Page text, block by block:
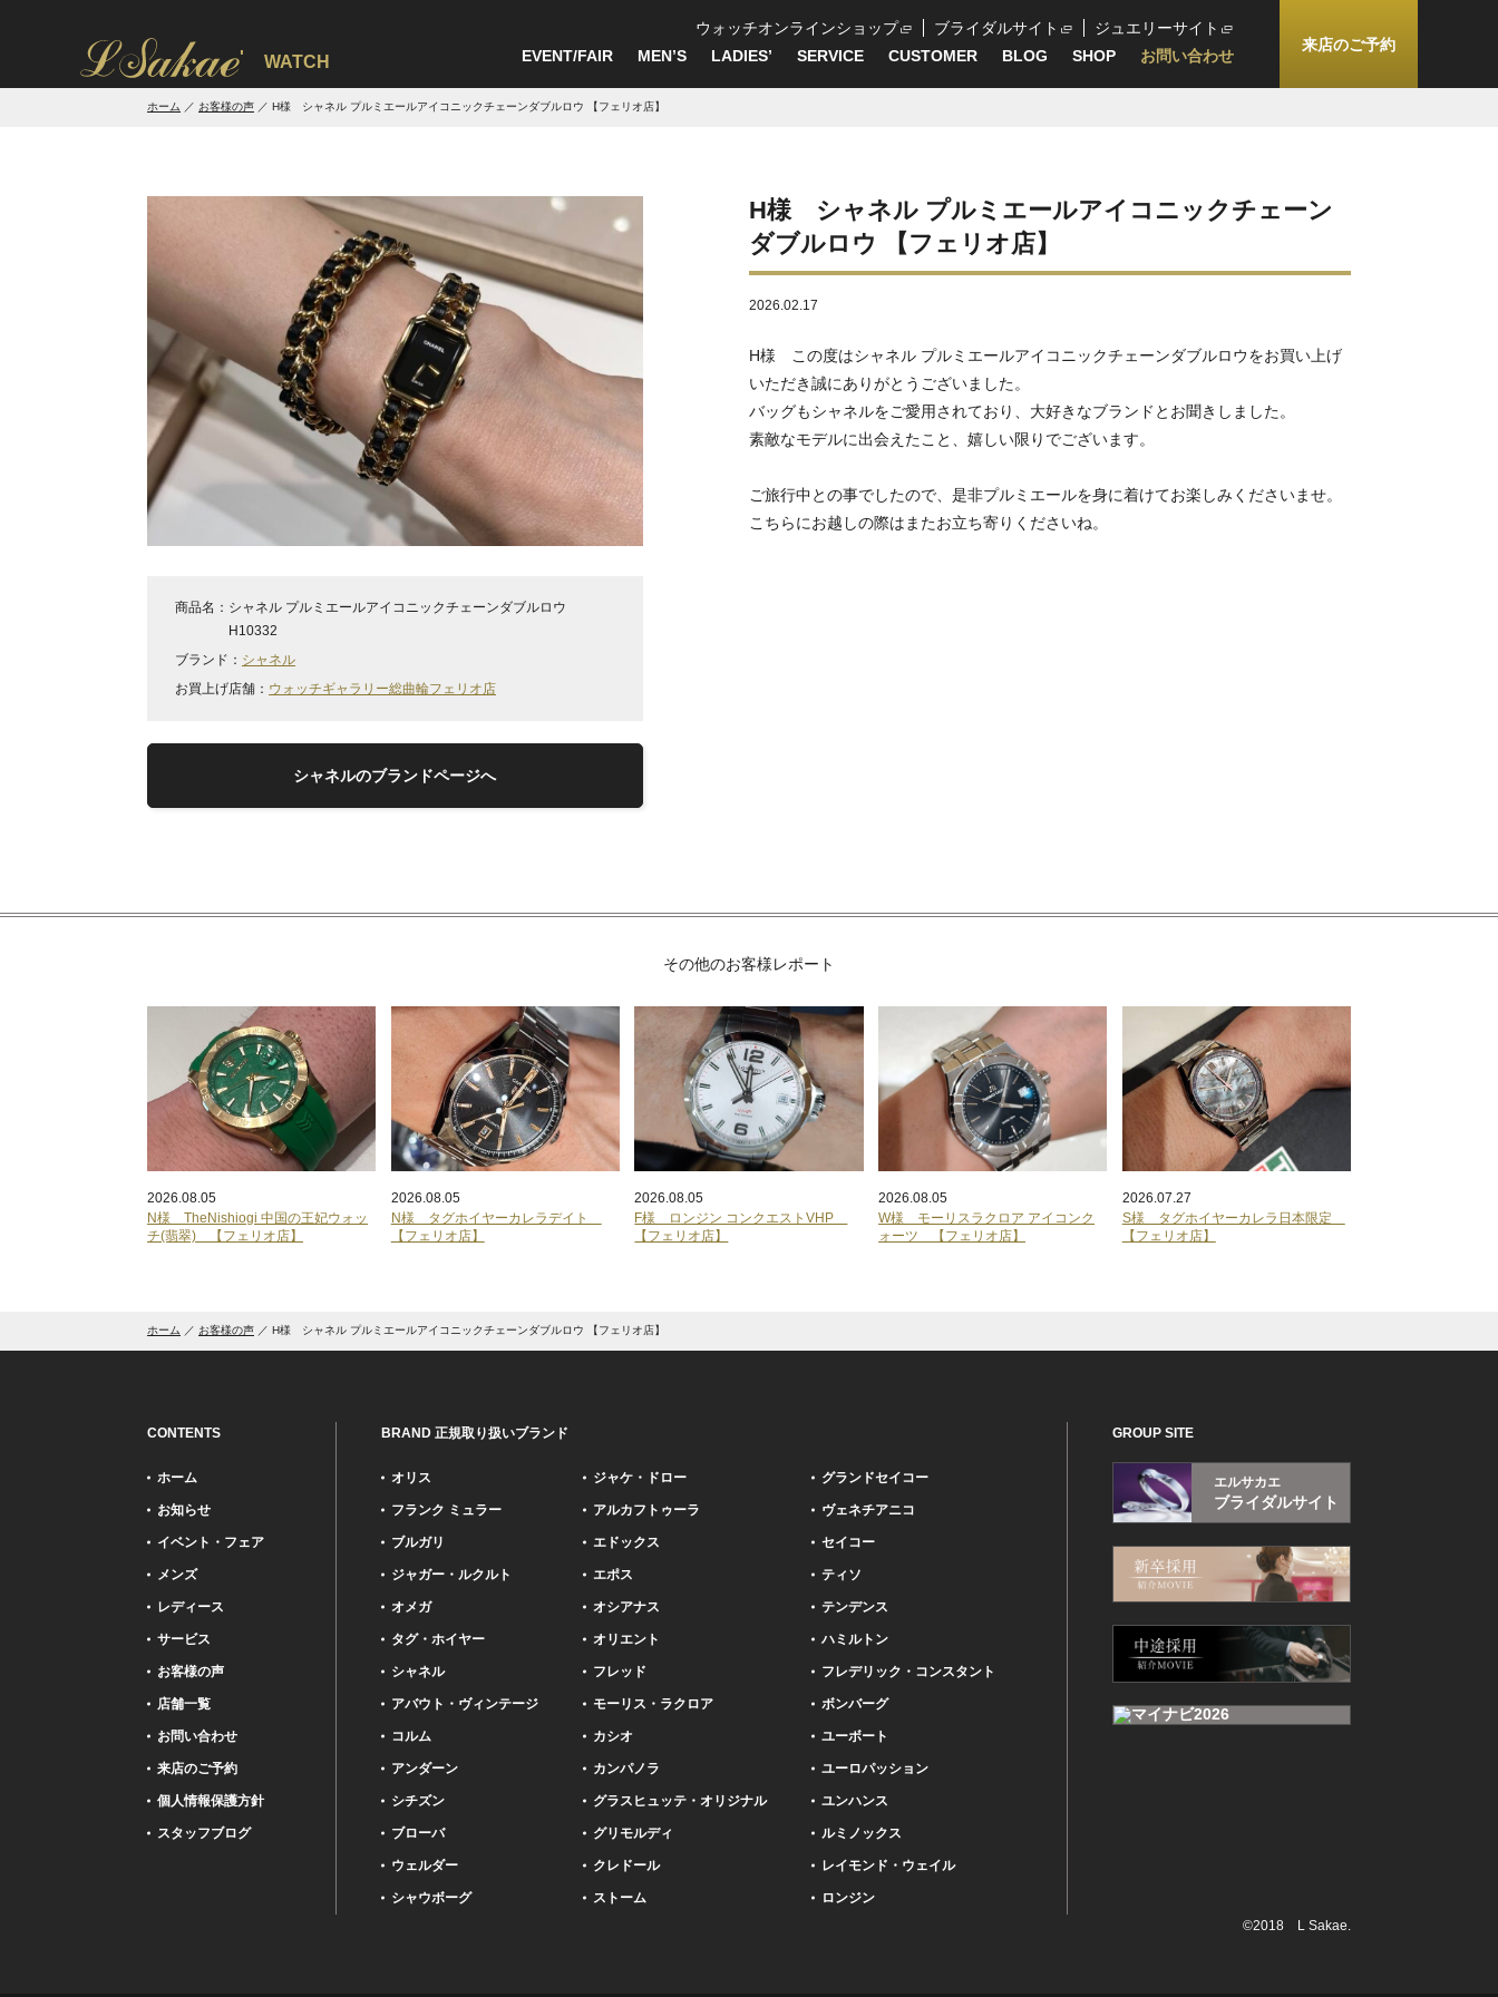
' WATCH
ウォッチオンラインショップ ブライダルサイト
ジュエリーサイト
EVENT/FAIR
MEN’S LADIES’ SERVICE CUSTOMER BLOG SHOP お問い合わせ
来店のご予約
ホーム お客様の声 H様 シャネル プルミエールアイコニックチェーンダブルロウ 【フェリオ店】
H様 シャネル プルミエールアイコニックチェーン
ダブルロウ 【フェリオ店】
2026.02.17
H様 この度はシャネル プルミエールアイコニックチェーンダブルロウをお買い上げ
いただき誠にありがとうございました。
バッグもシャネルをご愛用されており、大好きなブランドとお聞きしました。
素敵なモデルに出会えたこと、嬉しい限りでございます。
ご旅行中との事でしたので、是非プルミエールを身に着けてお楽しみくださいませ。
こちらにお越しの際はまたお立ち寄りくださいね。
商品名： シャネル プルミエールアイコニックチェーンダブルロウ
H10332
ブランド： シャネル
お買上げ店舗： ウォッチギャラリー総曲輪フェリオ店
シャネルのブランドページへ
その他のお客様レポート
2026.08.05
N様 TheNishiogi 中国の王妃ウォッ
チ(翡翠) 【フェリオ店】
2026.08.05
N様 タグホイヤーカレラデイト
【フェリオ店】
2026.08.05
F様 ロンジン コンクエストVHP
【フェリオ店】
2026.08.05
W様 モーリスラクロア アイコンク
ォーツ 【フェリオ店】
2026.07.27
S様 タグホイヤーカレラ日本限定
【フェリオ店】
ホーム お客様の声 H様 シャネル プルミエールアイコニックチェーンダブルロウ 【フェリオ店】
CONTENTS
ホーム
お知らせ
イベント・フェア
メンズ
レディース
サービス
お客様の声
店舗一覧
お問い合わせ
来店のご予約
個人情報保護方針
スタッフブログ
BRAND 正規取り扱いブランド
オリス
フランク ミュラー
ブルガリ
ジャガー・ルクルト
オメガ
タグ・ホイヤー
シャネル
アバウト・ヴィンテージ
コルム
アンダーン
シチズン
ブローバ
ウェルダー
シャウボーグ
ジャケ・ドロー
アルカフトゥーラ
エドックス
エポス
オシアナス
オリエント
フレッド
モーリス・ラクロア
カシオ
カンパノラ
グラスヒュッテ・オリジナル
グリモルディ
クレドール
ストーム
グランドセイコー
ヴェネチアニコ
セイコー
ティソ
テンデンス
ハミルトン
フレデリック・コンスタント
ボンバーグ
ユーボート
ユーロパッション
ユンハンス
ルミノックス
レイモンド・ウェイル
ロンジン
GROUP SITE
エルサカエ
ブライダルサイト
©2018 L Sakae.